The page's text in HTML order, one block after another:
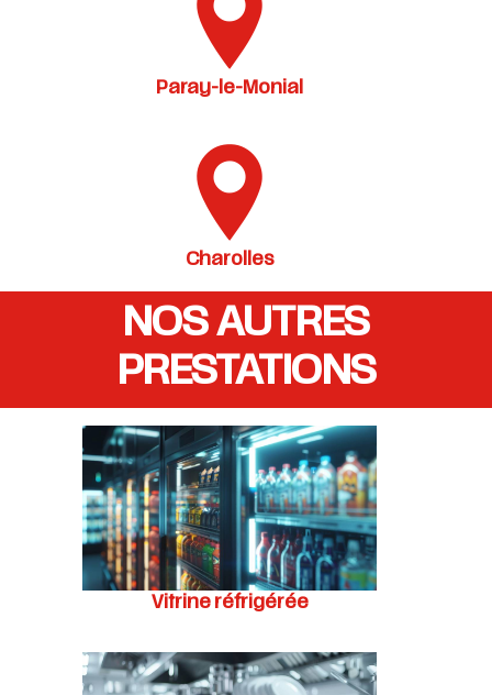
Paray-le-Monial
Charolles
NOS AUTRES
PRESTATIONS
Vitrine réfrigérée